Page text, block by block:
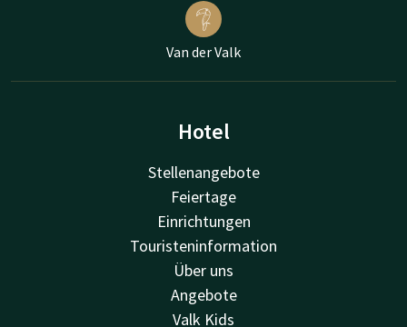
Van der Valk
Hotel
Stellenangebote
Feiertage
Einrichtungen
Touristeninformation
Über uns
Angebote
Valk Kids